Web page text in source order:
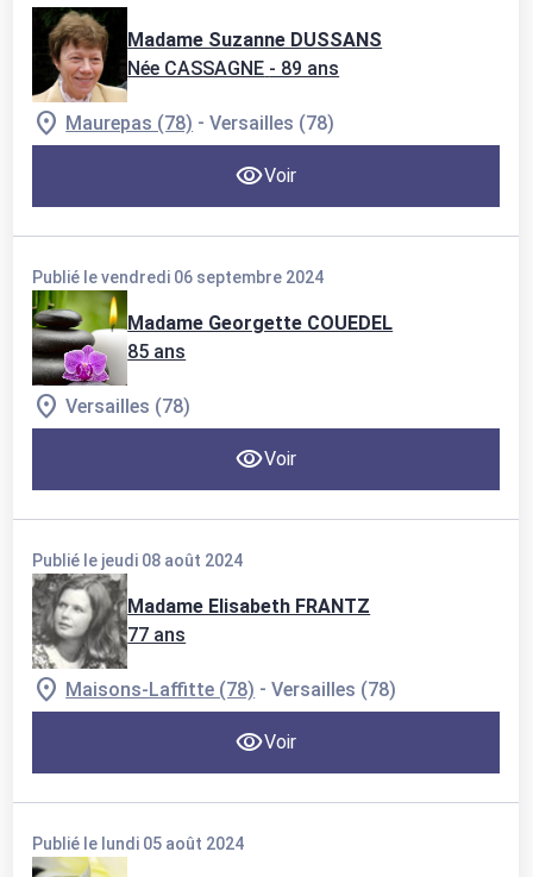
Madame Suzanne DUSSANS
Née CASSAGNE - 89 ans
Maurepas (78) -Versailles (78)
Voir
Publié le vendredi 06 septembre 2024
Madame Georgette COUEDEL
85 ans
Versailles (78)
Voir
Publié le jeudi 08 août 2024
Madame Elisabeth FRANTZ
77 ans
Maisons-Laffitte (78) -Versailles (78)
Voir
Publié le lundi 05 août 2024